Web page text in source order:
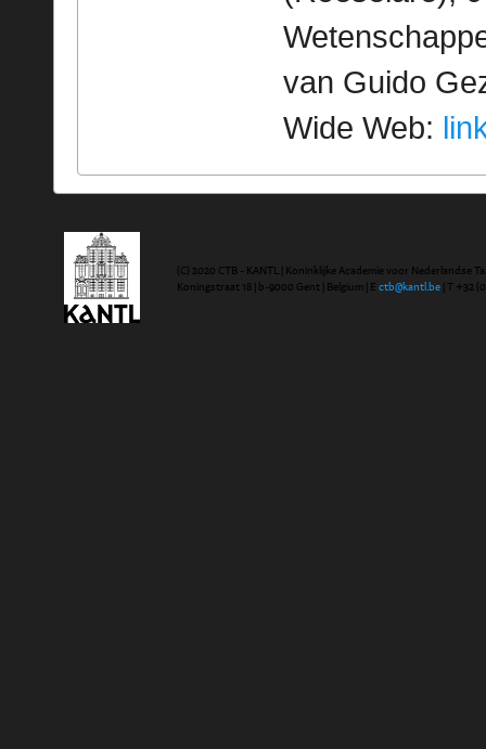
van Guido
Wide Web:
(C) 2020 CTB - KANTL | Koninklijke Academie voor Nederlandse
Koningstraat 18 | b-9000 Gent | Belgium | E ctb@kantl.be | T +32